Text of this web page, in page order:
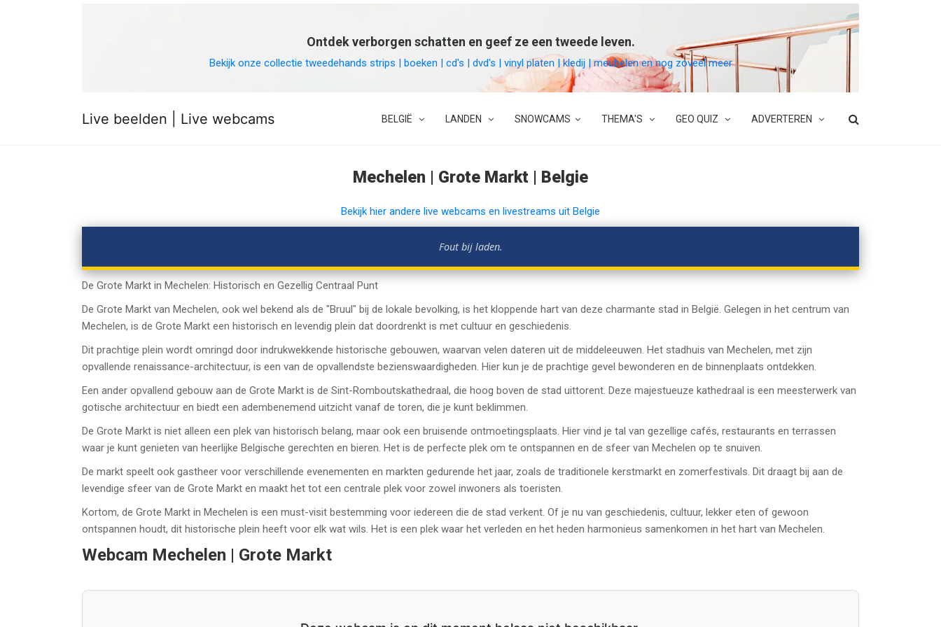
Ontdek verborgen schatten en geef ze een tweede leven.
Bekijk onze collectie tweedehands strips | boeken | cd's | dvd's | vinyl platen | kledij | meubelen en nog zoveel meer
Live beelden | Live webcams BELGIË LANDEN SNOWCAMS THEMA'S GEO QUIZ ADVERTEREN
Mechelen | Grote Markt | Belgie
Bekijk hier andere live webcams en livestreams uit Belgie
Fout bij laden.
De Grote Markt in Mechelen: Historisch en Gezellig Centraal Punt
De Grote Markt van Mechelen, ook wel bekend als de "Bruul" bij de lokale bevolking, is het kloppende hart van deze charmante stad in België. Gelegen in het centrum van
Mechelen, is de Grote Markt een historisch en levendig plein dat doordrenkt is met cultuur en geschiedenis.
Dit prachtige plein wordt omringd door indrukwekkende historische gebouwen, waarvan velen dateren uit de middeleeuwen. Het stadhuis van Mechelen, met zijn
opvallende renaissance-architectuur, is een van de opvallendste bezienswaardigheden. Hier kun je de prachtige gevel bewonderen en de binnenplaats ontdekken.
Een ander opvallend gebouw aan de Grote Markt is de Sint-Romboutskathedraal, die hoog boven de stad uittorent. Deze majestueuze kathedraal is een meesterwerk van
gotische architectuur en biedt een adembenemend uitzicht vanaf de toren, die je kunt beklimmen.
De Grote Markt is niet alleen een plek van historisch belang, maar ook een bruisende ontmoetingsplaats. Hier vind je tal van gezellige cafés, restaurants en terrassen
waar je kunt genieten van heerlijke Belgische gerechten en bieren. Het is de perfecte plek om te ontspannen en de sfeer van Mechelen op te snuiven.
De markt speelt ook gastheer voor verschillende evenementen en markten gedurende het jaar, zoals de traditionele kerstmarkt en zomerfestivals. Dit draagt bij aan de
levendige sfeer van de Grote Markt en maakt het tot een centrale plek voor zowel inwoners als toeristen.
Kortom, de Grote Markt in Mechelen is een must-visit bestemming voor iedereen die de stad verkent. Of je nu van geschiedenis, cultuur, lekker eten of gewoon
ontspannen houdt, dit historische plein heeft voor elk wat wils. Het is een plek waar het verleden en het heden harmonieus samenkomen in het hart van Mechelen.
Webcam Mechelen | Grote Markt